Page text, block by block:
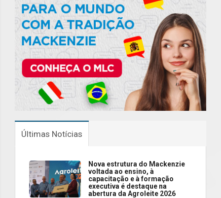
Últimas Notícias
Nova estrutura do Mackenzie
voltada ao ensino, à
capacitação e à formação
executiva é destaque na
abertura da Agroleite 2026